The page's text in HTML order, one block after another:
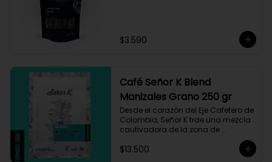
$3.590
Café Señor K Blend
Manizales Grano 250 gr
Desde el corazón del Eje Cafetero de
Colombia, Señor K trae una mezcla
cautivadora de la zona de
Manizales, entre 1.800 y 1.950 msnm.
La variedad es Castillo, que ha sido
$13.500